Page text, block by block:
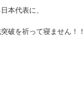
本代表に、
破を祈って寝ません！！